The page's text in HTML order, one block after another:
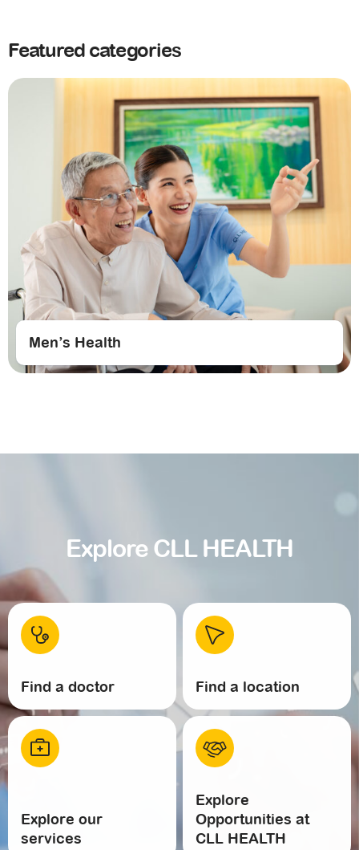
Featured categories
Men’s Health
Explore CLL HEALTH
Find a doctor Find a location
Explore our
services
Explore
Opportunities at
CLL HEALTH